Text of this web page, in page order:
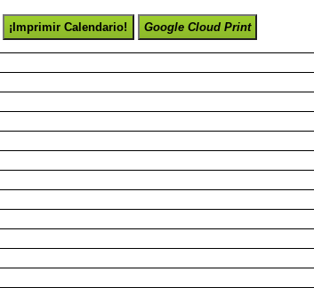
¡Imprimir Calendario! Google Cloud Print